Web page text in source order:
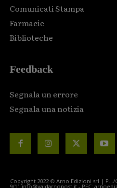
Comunicati Stampa
Farmacie
Biblioteche
Feedback
Segnala un errore
Segnala una notizia
Copyright 2022 © Arno Edizioni srl | P.I./
9/11 info@valdarnopost.it - PEC: